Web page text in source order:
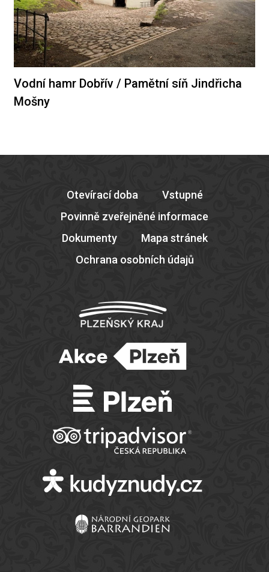
Vodní hamr Dobřív / Pamětní síň Jindřicha
Mošny
Otevírací doba
Vstupné
Povinně zveřejněné informace
Dokumenty
Mapa stránek
Ochrana osobních údajů